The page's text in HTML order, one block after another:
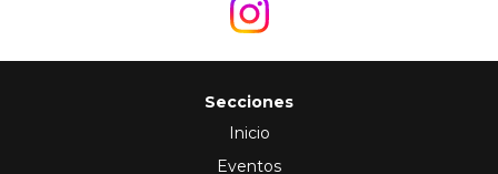
Secciones
Inicio
Eventos